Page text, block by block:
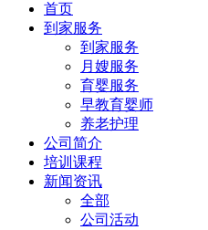
首页
到家服务
到家服务
月嫂服务
育婴服务
早教育婴师
养老护理
公司简介
培训课程
新闻资讯
全部
公司活动